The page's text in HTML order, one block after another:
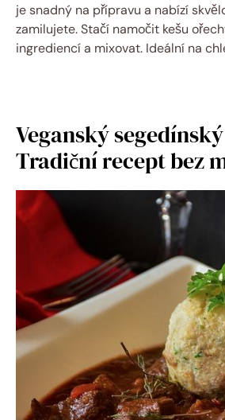
je snadný na přípravu a nabízí
zamilujete. Stačí namočit kešu
ingrediencí a mixovat. Ideální na
Veganský
Tradiční recept bez